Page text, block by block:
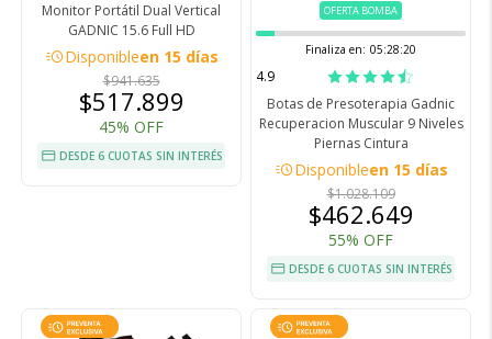
Monitor Portátil Dual Vertical
GADNIC 15.6 Full HD
acuteDisponibleen 15 días
$941.635
$517.899
45% OFF
DESDE 6 CUOTAS SIN INTERÉS
OFERTA BOMBA
Finaliza en: 05:28:19
4.9
Botas de Presoterapia Gadnic
Recuperacion Muscular 9 Niveles
Piernas Cintura
acuteDisponibleen 15 días
$1.028.109
$462.649
55% OFF
DESDE 6 CUOTAS SIN INTERÉS